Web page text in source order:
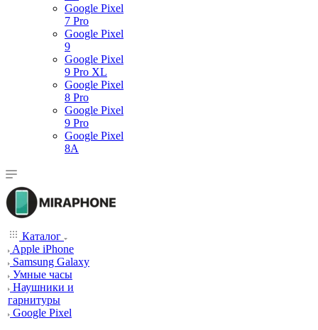
Google Pixel
7 Pro
Google Pixel
9
Google Pixel
9 Pro XL
Google Pixel
8 Pro
Google Pixel
9 Pro
Google Pixel
8A
Каталог
Apple iPhone
Samsung Galaxy
Умные часы
Наушники и
гарнитуры
Google Pixel